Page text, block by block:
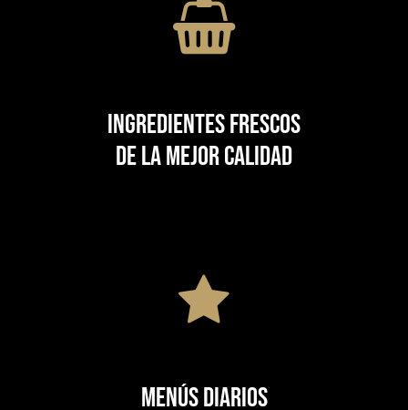
Ingredientes frescos
de la mejor calidad
Menús diarios